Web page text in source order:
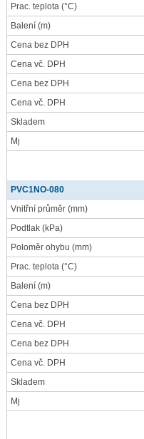
Prac. teplota (°C)
Balení (m)
Cena bez DPH
Cena vč. DPH
Cena bez DPH
Cena vč. DPH
Skladem
Mj
PVC1NO-080
Vnitřní průměr (mm)
Podtlak (kPa)
Poloměr ohybu (mm)
Prac. teplota (°C)
Balení (m)
Cena bez DPH
Cena vč. DPH
Cena bez DPH
Cena vč. DPH
Skladem
Mj